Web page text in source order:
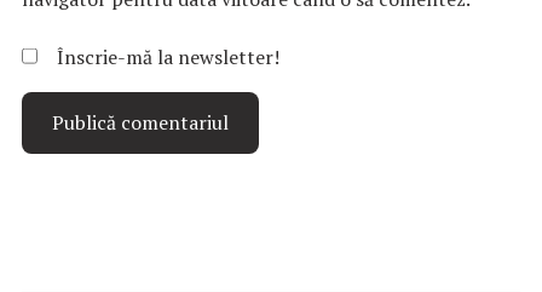
Înscrie-mă la newsletter!